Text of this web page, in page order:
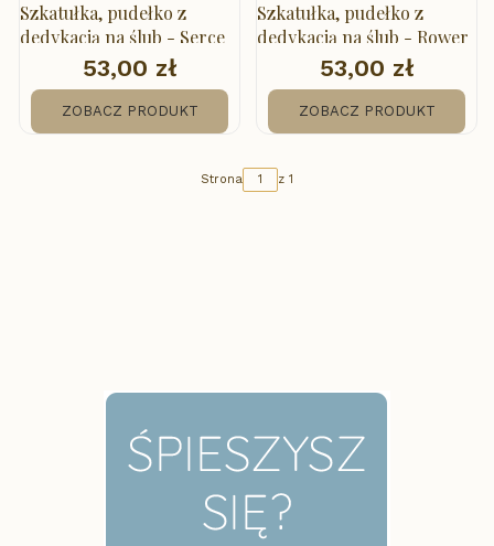
Szkatułka, pudełko z
dedykacją na ślub - Serce
Cena
53,00 zł
ZOBACZ PRODUKT
Szkatułka, pudełko z
dedykacją na ślub - Rower
Cena
53,00 zł
ZOBACZ PRODUKT
Strona z 1